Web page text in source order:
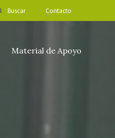
Buscar Contacto
Material de Apoyo